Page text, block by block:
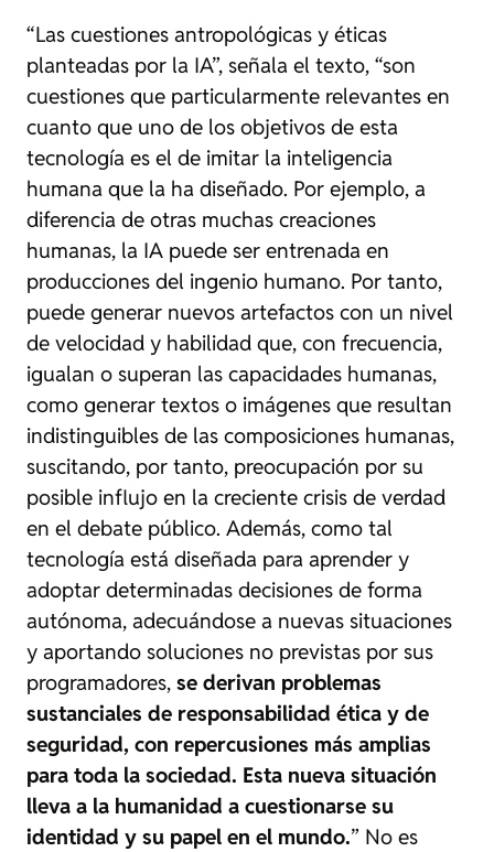
“Las cuestiones antropológicas y éticas
planteadas por la IA”, señala el texto, “son
cuestiones que particularmente relevantes en
cuanto que uno de los objetivos de esta
tecnología es el de imitar la inteligencia
humana que la ha diseñado. Por ejemplo, a
diferencia de otras muchas creaciones
humanas, la IA puede ser entrenada en
producciones del ingenio humano. Por tanto,
puede generar nuevos artefactos con un nivel
de velocidad y habilidad que, con frecuencia,
igualan o superan las capacidades humanas,
como generar textos o imágenes que resultan
indistinguibles de las composiciones humanas,
suscitando, por tanto, preocupación por su
posible influjo en la creciente crisis de verdad
en el debate público. Además, como tal
tecnología está diseñada para aprender y
adoptar determinadas decisiones de forma
autónoma, adecuándose a nuevas situaciones
y aportando soluciones no previstas por sus
programadores, se derivan problemas
sustanciales de responsabilidad ética y de
seguridad, con repercusiones más amplias
para toda la sociedad. Esta nueva situación
lleva a la humanidad a cuestionarse su
identidad y su papel en el mundo.” No es